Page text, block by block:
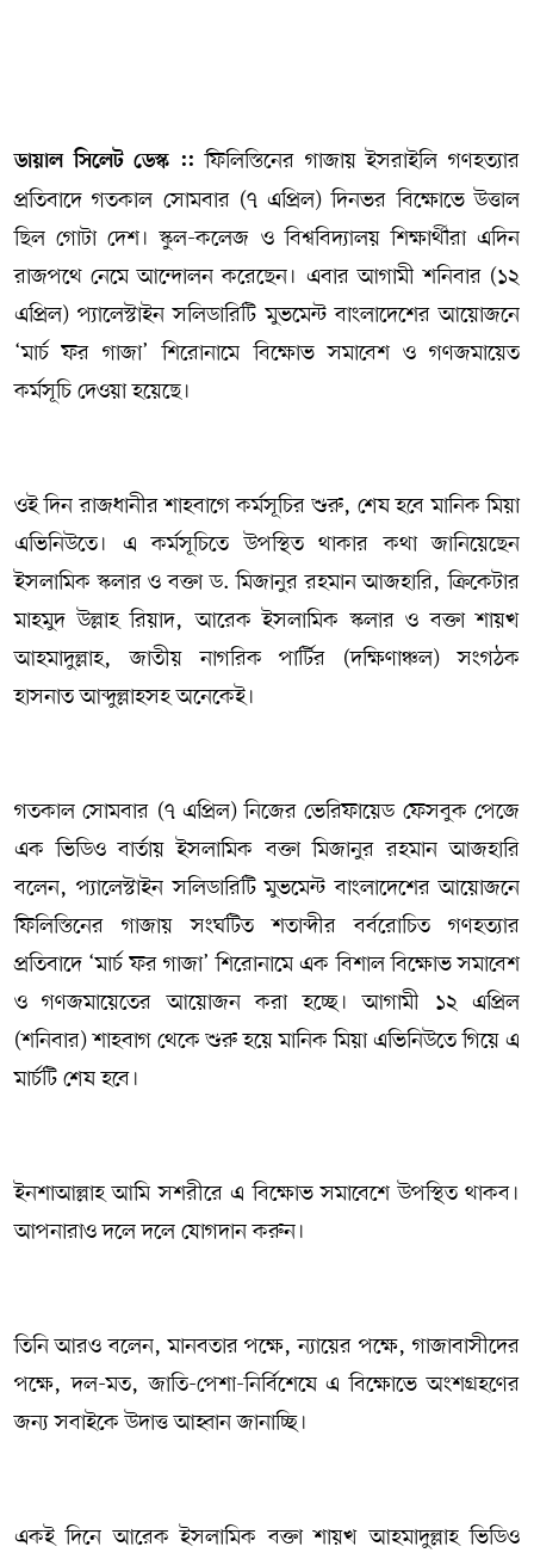
ডায়াল সিলেট ডেস্ক :: ফিলিস্তিনের গাজায় ইসরাইলি গণহত্যার
প্রতিবাদে গতকাল সোমবার (৭ এপ্রিল) দিনভর বিক্ষোভে উত্তাল
ছিল গোটা দেশ। স্কুল-কলেজ ও বিশ্ববিদ্যালয় শিক্ষার্থীরা এদিন
রাজপথে নেমে আন্দোলন করেছেন। এবার আগামী শনিবার (১২
এপ্রিল) প্যালেস্টাইন সলিডারিটি মুভমেন্ট বাংলাদেশের আয়োজনে
‘মার্চ ফর গাজা’ শিরোনামে বিক্ষোভ সমাবেশ ও গণজমায়েত
কর্মসূচি দেওয়া হয়েছে।
ওই দিন রাজধানীর শাহবাগে কর্মসূচির শুরু, শেষ হবে মানিক মিয়া
এভিনিউতে। এ কর্মসূচিতে উপস্থিত থাকার কথা জানিয়েছেন
ইসলামিক স্কলার ও বক্তা ড. মিজানুর রহমান আজহারি, ক্রিকেটার
মাহমুদ উল্লাহ রিয়াদ, আরেক ইসলামিক স্কলার ও বক্তা শায়খ
আহমাদুল্লাহ, জাতীয় নাগরিক পার্টির (দক্ষিণাঞ্চল) সংগঠক
হাসনাত আব্দুল্লাহসহ অনেকেই।
গতকাল সোমবার (৭ এপ্রিল) নিজের ভেরিফায়েড ফেসবুক পেজে
এক ভিডিও বার্তায় ইসলামিক বক্তা মিজানুর রহমান আজহারি
বলেন, প্যালেস্টাইন সলিডারিটি মুভমেন্ট বাংলাদেশের আয়োজনে
ফিলিস্তিনের গাজায় সংঘটিত শতাব্দীর বর্বরোচিত গণহত্যার
প্রতিবাদে ‘মার্চ ফর গাজা’ শিরোনামে এক বিশাল বিক্ষোভ সমাবেশ
ও গণজমায়েতের আয়োজন করা হচ্ছে। আগামী ১২ এপ্রিল
(শনিবার) শাহবাগ থেকে শুরু হয়ে মানিক মিয়া এভিনিউতে গিয়ে এ
মার্চটি শেষ হবে।
ইনশাআল্লাহ আমি সশরীরে এ বিক্ষোভ সমাবেশে উপস্থিত থাকব।
আপনারাও দলে দলে যোগদান করুন।
তিনি আরও বলেন, মানবতার পক্ষে, ন্যায়ের পক্ষে, গাজাবাসীদের
পক্ষে, দল-মত, জাতি-পেশা-নির্বিশেষে এ বিক্ষোভে অংশগ্রহণের
জন্য সবাইকে উদাত্ত আহ্বান জানাচ্ছি।
একই দিনে আরেক ইসলামিক বক্তা শায়খ আহমাদুল্লাহ ভিডিও
DIAL SYLHET